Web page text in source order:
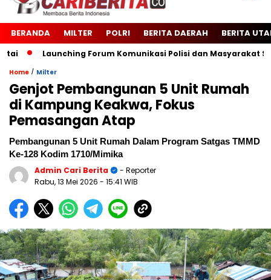
BERANDA MILTER POLRI BERITA DAERAH BERITA
Launching Forum Komunikasi Polisi dan Masyarakat
Home / Milter
Genjot Pembangunan 5 Unit Rumah
di Kampung Keakwa, Fokus
Pemasangan Atap
Pembangunan 5 Unit Rumah Dalam Program Satgas TMMD
Ke-128 Kodim 1710/Mimika
Admin Cari Berita
- Reporter
Rabu, 13 Mei 2026 - 15:41 WIB